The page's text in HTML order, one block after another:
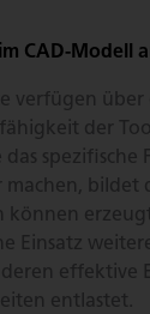
CAD-Modell
verfügen
der
können
Einsatz
effektive
entlastet.